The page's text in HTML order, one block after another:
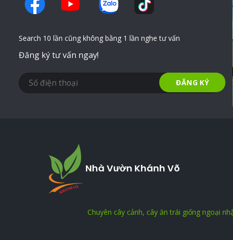
Search 10 lần cũng không bằng 1 lần nghe tư vấn
Đăng ký tư vấn ngay!
Nhà Vườn Khánh Võ
Chuyên cây cảnh, cây ăn trái giống ngoại